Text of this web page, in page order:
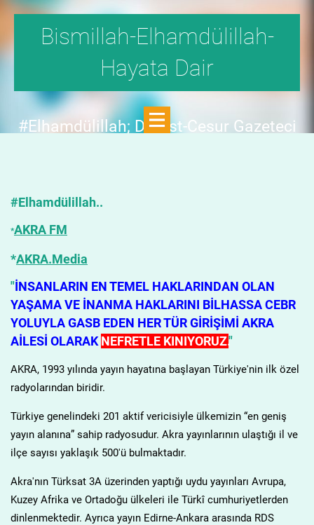
Bismillah-Elhamdülillah-
Hayata Dair
#Elhamdülillah; Dürüst-Cesur Gazeteci
#Elhamdülillah..
*AKRA FM
*AKRA.Media
"İNSANLARIN EN TEMEL HAKLARINDAN OLAN
YAŞAMA VE İNANMA HAKLARINI BİLHASSA CEBR
YOLUYLA GASB EDEN HER TÜR GİRİŞİMİ AKRA
AİLESİ OLARAK NEFRETLE KINIYORUZ."
AKRA, 1993 yılında yayın hayatına başlayan Türkiye'nin ilk özel
radyolarından biridir.
Türkiye genelindeki 201 aktif vericisiyle ülkemizin “en geniş
yayın alanına” sahip radyosudur. Akra yayınlarının ulaştığı il ve
ilçe sayısı yaklaşık 500'ü bulmaktadır.
Akra'nın Türksat 3A üzerinden yaptığı uydu yayınları Avrupa,
Kuzey Afrika ve Ortadoğu ülkeleri ile Türkî cumhuriyetlerden
dinlenmektedir. Ayrıca yayın Edirne-Ankara arasında RDS